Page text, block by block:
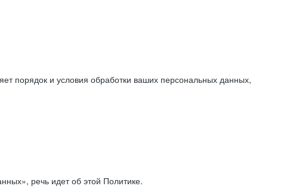
порядок и условия обработки ваших персональных данных,
речь идет об этой Политике.